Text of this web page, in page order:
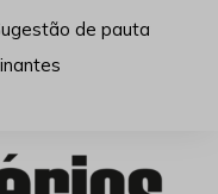
de pauta